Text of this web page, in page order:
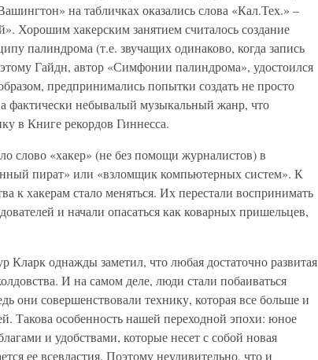
на табличках оказались слова «Кал.Тех.» –
Хорошим хакерским занятием считалось создание
палиндрома (т.е. звучащих одинаково, когда запись
Гайдн, автор «Симфонии палиндрома», удостоился
предпринимались попытки создать не просто
фактически небывалый музыкальный жанр, что
в Книге рекордов Гиннесса.
слово «хакер» (не без помощи журналистов) в
пират» или «взломщик компьютерных систем». К
к хакерам стало меняться. Их перестали воспринимать
и начали опасаться как коварных пришельцев,
Кларк однажды заметил, что любая достаточно развитая
И на самом деле, люди стали побаиваться
они совершенствовали технику, которая все больше и
Такова особенность нашей переходной эпохи: юное
и удобствами, которые несет с собой новая
ее всевластия. Поэтому неудивительно, что и